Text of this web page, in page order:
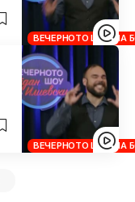
ВЕЧЕРНОТО ШОУ НА
ВЕЧЕРНОТО ШОУ НА